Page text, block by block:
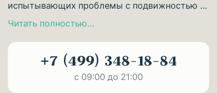
испытывающих проблемы с подвижностью ...
Читать полностью...
+7 (499) 348-18-84
с 09:00 до 21:00